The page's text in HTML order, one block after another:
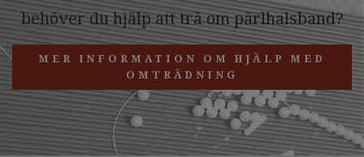
behöver du hjälp att trä om pärlhalsband?
MER INFORMATION OM HJÄLP MED
OMTRÄDNING